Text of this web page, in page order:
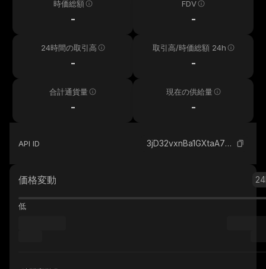
時価総額
-
FDV
-
24時間の取引高
-
取引高/時価総額 24h
-
合計通貨量
-
現在の供給量
-
API ID 3jD32vxnBa1GXtaA7kedP595xER4QNZmivgVg15wmrgg_solana
価格変動
低